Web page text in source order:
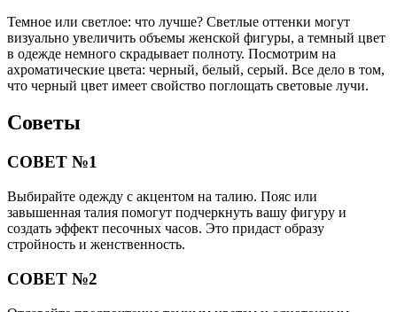
Темное или светлое: что лучше? Светлые оттенки могут
визуально увеличить объемы женской фигуры, а темный цвет
в одежде немного скрадывает полноту. Посмотрим на
ахроматические цвета: черный, белый, серый. Все дело в том,
что черный цвет имеет свойство поглощать световые лучи.
Советы
СОВЕТ №1
Выбирайте одежду с акцентом на талию. Пояс или
завышенная талия помогут подчеркнуть вашу фигуру и
создать эффект песочных часов. Это придаст образу
стройность и женственность.
СОВЕТ №2